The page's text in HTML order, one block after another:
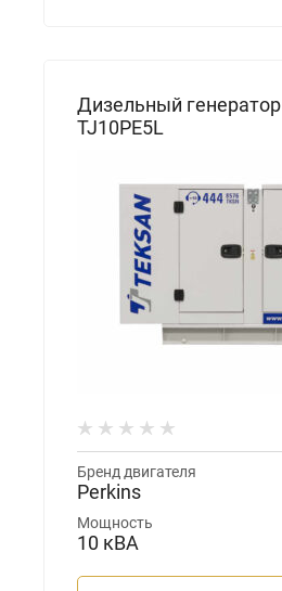
Дизельный генератор
TJ10PE5L
Бренд двигателя
Perkins
Мощность
10 кВА